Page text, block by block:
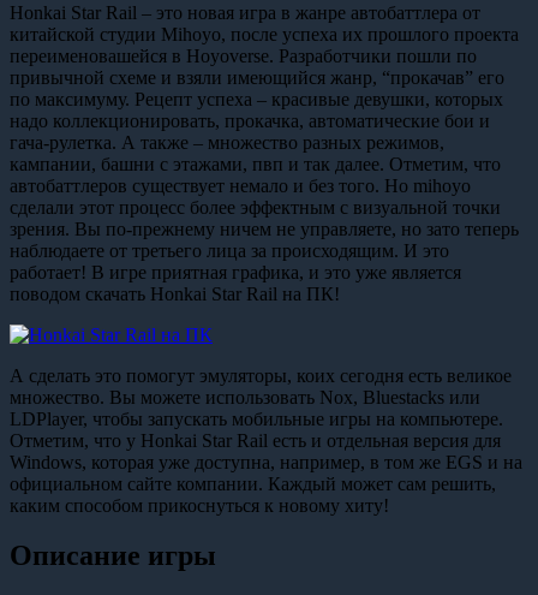
Honkai Star Rail – это новая игра в жанре автобаттлера от
китайской студии Mihoyo, после успеха их прошлого проекта
переименовашейся в Hoyoverse. Разработчики пошли по
привычной схеме и взяли имеющийся жанр, “прокачав” его
по максимуму. Рецепт успеха – красивые девушки, которых
надо коллекционировать, прокачка, автоматические бои и
гача-рулетка. А также – множество разных режимов,
кампании, башни с этажами, пвп и так далее. Отметим, что
автобаттлеров существует немало и без того. Но mihoyo
сделали этот процесс более эффектным с визуальной точки
зрения. Вы по-прежнему ничем не управляете, но зато теперь
наблюдаете от третьего лица за происходящим. И это
работает! В игре приятная графика, и это уже является
поводом скачать Honkai Star Rail на ПК!
А сделать это помогут эмуляторы, коих сегодня есть великое
множество. Вы можете использовать Nox, Bluestacks или
LDPlayer, чтобы запускать мобильные игры на компьютере.
Отметим, что у Honkai Star Rail есть и отдельная версия для
Windows, которая уже доступна, например, в том же EGS и на
официальном сайте компании. Каждый может сам решить,
каким способом прикоснуться к новому хиту!
Описание игры